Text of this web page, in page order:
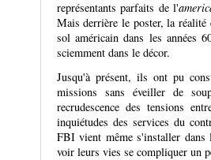
représentants parfaits de l'
Mais derrière le poster, la
sol américain dans les années
sciemment dans le décor.
Jusqu'à présent, ils ont pu
missions sans éveiller de
recrudescence des tensions
inquiétudes des services du
FBI vient même s'installer
voir leurs vies se compliquer un